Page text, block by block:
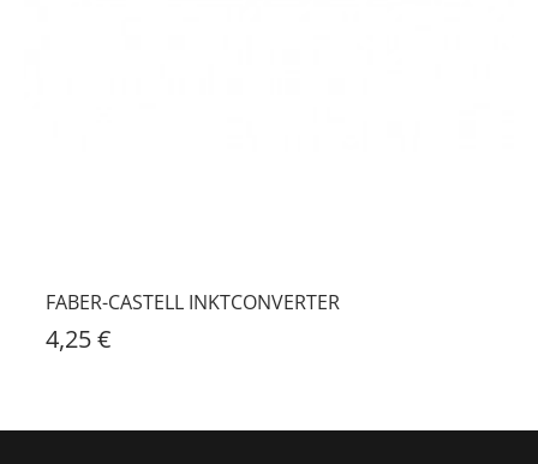
FABER-CASTELL INKTCONVERTER
4,25 €